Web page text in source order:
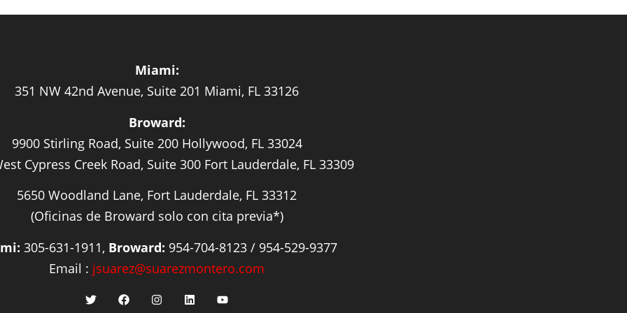
Miami:
351 NW 42nd Avenue, Suite 201 Miami, FL 33126
Broward:
9900 Stirling Road, Suite 200 Hollywood, FL 33024
Cypress Creek Road, Suite 300 Fort Lauderdale, FL 33309
5650 Woodland Lane, Fort Lauderdale, FL 33312
(Oficinas de Broward solo con cita previa*)
305-631-1911, Broward: 954-704-8123 / 954-529-9377
Email : jsuarez@suarezmontero.com